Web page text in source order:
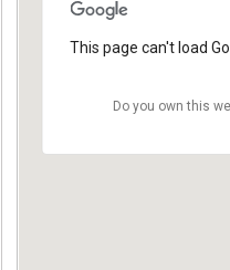
This page can't load
Do you own this